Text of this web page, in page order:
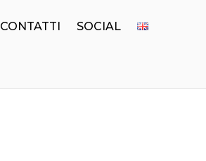
CONTATTI SOCIAL